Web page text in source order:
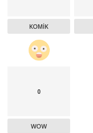
KOMIK
0
WOW